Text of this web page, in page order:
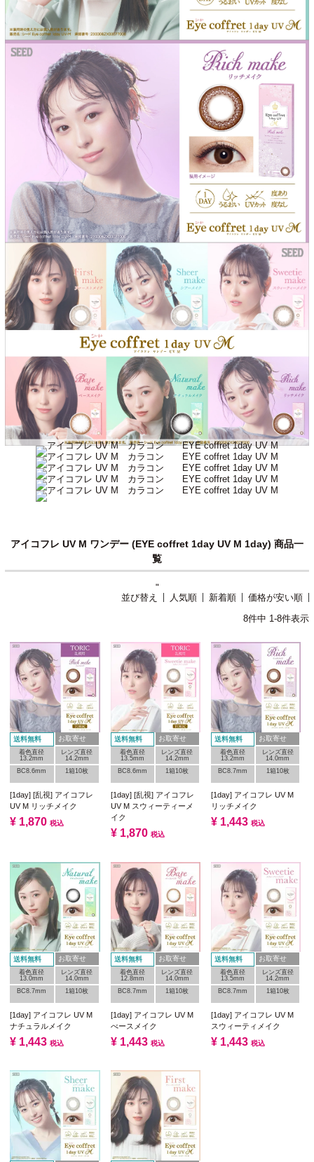
アイコフレ UV M ワンデー (EYE coffret 1day UV M 1day) 商品一
覧
"
並び替え
人気順 新着順
価格が安い順
8件中 1 -8件表示
送料無料 お取寄せ
着色直径
13.2mm
レンズ直径
14.2mm
BC8.6mm
1箱10枚
[1day] [乱視] アイコフレ
UV M リッチメイク
¥ 1,870 税込
送料無料 お取寄せ
着色直径
13.5mm
レンズ直径
14.2mm
BC8.6mm
1箱10枚
[1day] [乱視] アイコフレ
UV M スウィーティーメ
イク
¥ 1,870 税込
送料無料 お取寄せ
着色直径
13.2mm
レンズ直径
14.0mm
BC8.7mm
1箱10枚
[1day] アイコフレ UV M
リッチメイク
¥ 1,443 税込
送料無料 お取寄せ
着色直径
13.0mm
レンズ直径
14.0mm
BC8.7mm
1箱10枚
[1day] アイコフレ UV M
ナチュラルメイク
¥ 1,443 税込
送料無料 お取寄せ
着色直径
12.8mm
レンズ直径
14.0mm
BC8.7mm
1箱10枚
[1day] アイコフレ UV M
べースメイク
¥ 1,443 税込
送料無料 お取寄せ
着色直径
13.5mm
レンズ直径
14.2mm
BC8.7mm
1箱10枚
[1day] アイコフレ UV M
スウィーティメイク
¥ 1,443 税込